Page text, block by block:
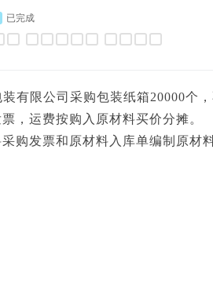
已完成
有限公司采购包装纸箱20000个
，运费按购入原材料买价分摊。
购发票和原材料入库单编制原材